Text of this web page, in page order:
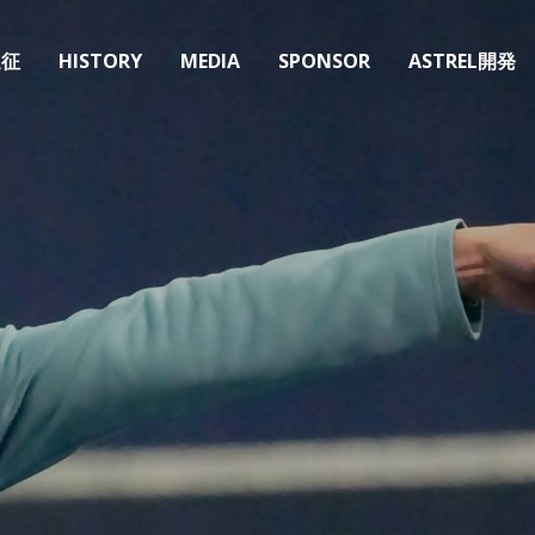
HISTORY MEDIA SPONSOR ASTREL開発